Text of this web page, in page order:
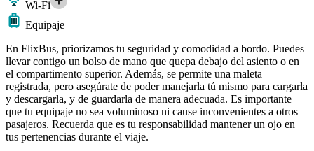
Wi-Fi
Equipaje
En FlixBus, priorizamos tu seguridad y comodidad a bordo. Puedes
llevar contigo un bolso de mano que quepa debajo del asiento o en
el compartimento superior. Además, se permite una maleta
registrada, pero asegúrate de poder manejarla tú mismo para cargarla
y descargarla, y de guardarla de manera adecuada. Es importante
que tu equipaje no sea voluminoso ni cause inconvenientes a otros
pasajeros. Recuerda que es tu responsabilidad mantener un ojo en
tus pertenencias durante el viaje.